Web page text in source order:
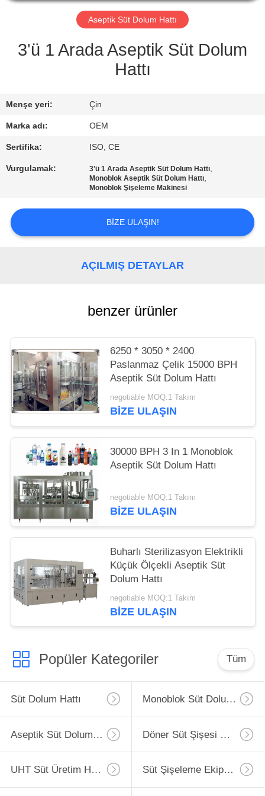
KONTROL
BIZE
ULAŞIN
BIR
TEKLIF
SITE
PRIVACY
Aseptik Süt Dolum Hattı
3'ü 1 Arada Aseptik Süt Dolum
Hattı
Menşe yeri: Çin
Marka adı: OEM
Sertifika: ISO, CE
Vurgulamak: 3'ü 1 Arada Aseptik Süt Dolum Hattı
Monoblok Aseptik Süt Dolum Hattı
Monoblok Şişeleme Makinesi
BIZE ULAŞIN!
AÇILMIŞ DETAYLAR
benzer ürünler
6250 * 3050 * 2400
Paslanmaz Çelik 15000 BPH
Aseptik Süt Dolum Hattı
negotiable MOQ:1 Takım
BIZE ULAŞIN
30000 BPH 3 In 1 Monoblok
Aseptik Süt Dolum Hattı
negotiable MOQ:1 Takım
BIZE ULAŞIN
Buharlı Sterilizasyon Elektrikli
Küçük Ölçekli Aseptik Süt
Dolum Hattı
negotiable MOQ:1 Takım
BIZE ULAŞIN
Popüler Kategoriler Tüm
Süt Dolum Hattı Monoblok Süt Dolum Hattı
Aseptik Süt Dolum Hattı Döner Süt Şişesi Dolum Hattı
UHT Süt Üretim Hattı Süt Şişeleme Ekipmanları